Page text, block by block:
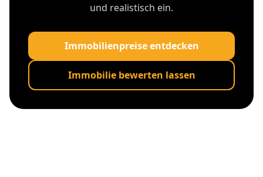
und realistisch ein.
Immobilienpreise entdecken
Immobilie bewerten lassen